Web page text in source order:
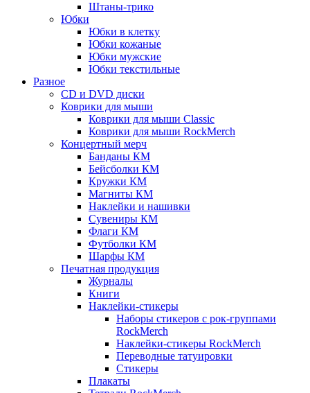
Штаны-трико
Юбки
Юбки в клетку
Юбки кожаные
Юбки мужские
Юбки текстильные
Разное
CD и DVD диски
Коврики для мыши
Коврики для мыши Classic
Коврики для мыши RockMerch
Концертный мерч
Банданы КМ
Бейсболки КМ
Кружки КМ
Магниты КМ
Наклейки и нашивки
Сувениры КМ
Флаги КМ
Футболки КМ
Шарфы КМ
Печатная продукция
Журналы
Книги
Наклейки-стикеры
Наборы стикеров с рок-группами
RockMerch
Наклейки-стикеры RockMerch
Переводные татуировки
Стикеры
Плакаты